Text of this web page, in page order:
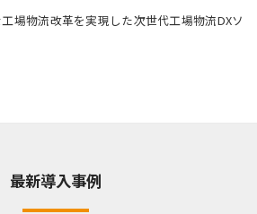
場物流改革を実現した次世代工場物流DXソ
最新導入事例